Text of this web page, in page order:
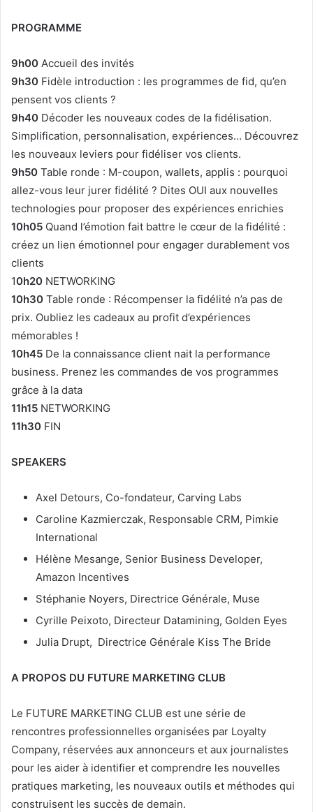
PROGRAMME
9h00 Accueil des invités
9h30 Fidèle introduction : les programmes de fid, qu’en
pensent vos clients ?
9h40 Décoder les nouveaux codes de la fidélisation.
Simplification, personnalisation, expériences… Découvrez
les nouveaux leviers pour fidéliser vos clients.
9h50 Table ronde : M-coupon, wallets, applis : pourquoi
allez-vous leur jurer fidélité ? Dites OUI aux nouvelles
technologies pour proposer des expériences enrichies
10h05 Quand l’émotion fait battre le cœur de la fidélité :
créez un lien émotionnel pour engager durablement vos
clients
10h20 NETWORKING
10h30 Table ronde : Récompenser la fidélité n’a pas de
prix. Oubliez les cadeaux au profit d’expériences
mémorables !
10h45 De la connaissance client nait la performance
business. Prenez les commandes de vos programmes
grâce à la data
11h15 NETWORKING
11h30 FIN
SPEAKERS
Axel Detours, Co-fondateur, Carving Labs
Caroline Kazmierczak, Responsable CRM, Pimkie
International
Hélène Mesange, Senior Business Developer,
Amazon Incentives
Stéphanie Noyers, Directrice Générale, Muse
Cyrille Peixoto, Directeur Datamining, Golden Eyes
Julia Drupt, Directrice Générale Kiss The Bride
A PROPOS DU FUTURE MARKETING CLUB
Le FUTURE MARKETING CLUB est une série de
rencontres professionnelles organisées par Loyalty
Company, réservées aux annonceurs et aux journalistes
pour les aider à identifier et comprendre les nouvelles
pratiques marketing, les nouveaux outils et méthodes qui
construisent les succès de demain.